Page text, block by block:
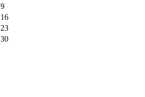
9
16
23
30